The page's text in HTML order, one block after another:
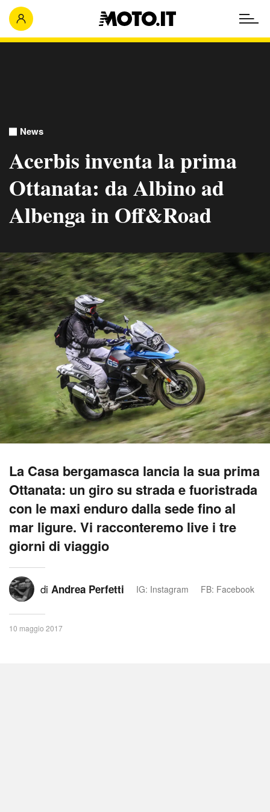
News
Acerbis inventa la prima
Ottanata: da Albino ad
Albenga in Off&Road
La Casa bergamasca lancia la sua prima
Ottanata: un giro su strada e fuoristrada
con le maxi enduro dalla sede fino al
mar ligure. Vi racconteremo live i tre
giorni di viaggio
di Andrea Perfetti IG: Instagram FB: Facebook
10 maggio 2017